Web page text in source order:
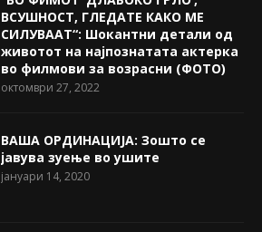
ВСУШНОСТ, ГЛЕДАТЕ КАКО МЕ
СИЛУВААТ“: Шокантни детали од
животот на најпознатата актерка
во филмови за возрасни (ФОТО)
октомври 27, 2022
ВАША ОРДИНАЦИЈА: Зошто се
јавува зуење во ушите
јануари 14, 2020